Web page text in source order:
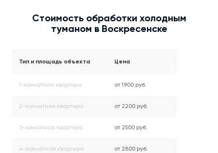
Стоимость обработки холодным
туманом в Воскресенске
Тип и площадь объекта Цена
1-комнатная квартира от 1900 руб.
2-комнатная квартира от 2200 руб.
3-комнатная квартира от 2500 руб.
4-комнатная квартира от 2800 руб.